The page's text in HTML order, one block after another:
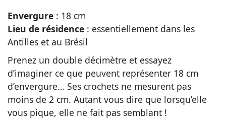
Envergure : 18 cm
Lieu de résidence : essentiellement dans les
Antilles et au Brésil
Prenez un double décimètre et essayez
d’imaginer ce que peuvent représenter 18 cm
d’envergure… Ses crochets ne mesurent pas
moins de 2 cm. Autant vous dire que lorsqu’elle
vous pique, elle ne fait pas semblant !